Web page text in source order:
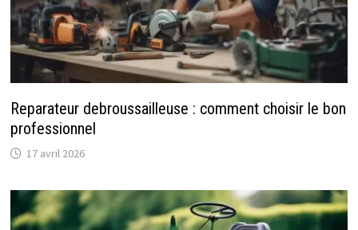
Reparateur debroussailleuse : comment choisir le bon
professionnel
17 avril 2026